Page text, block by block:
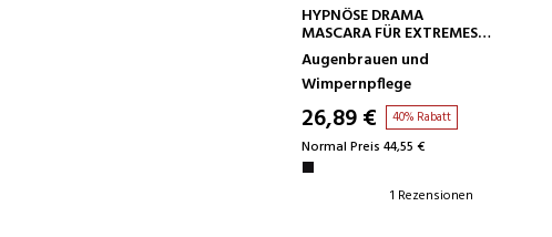
IN DEN WARENKORB
HYPNÔSE DRAMA
MASCARA FÜR EXTREMES
VOLUMEN
Augenbrauen und
Wimpernpflege
26,89 € 40% Rabatt
Normal Preis 44,55 €
1 Rezensionen